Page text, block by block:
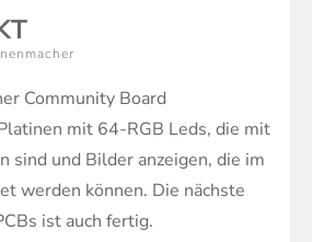
Community Board
mit 64-RGB Leds, die mit
sind und Bilder anzeigen, die im
werden können. Die nächste
ist auch fertig.